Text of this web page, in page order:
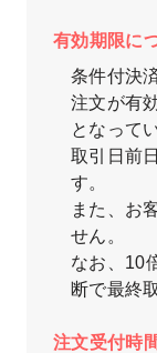
有効期限に
条件付決
注文が有
となって
取引日前
す。
また、お
せん。
なお、10
断で最終
注文受付時